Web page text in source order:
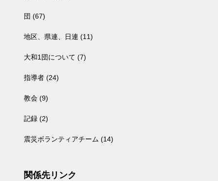
団 (67)
地区、県連、日連 (11)
大和1団について (7)
指導者 (24)
教会 (9)
記録 (2)
震災ボランティアチーム (14)
関係先リンク